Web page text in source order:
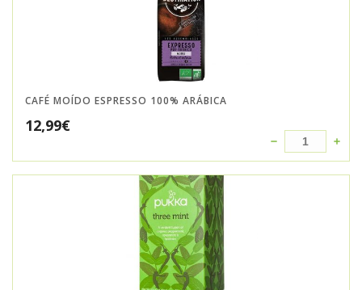
CAFÉ MOÍDO ESPRESSO 100% ARÁBICA
12,99€